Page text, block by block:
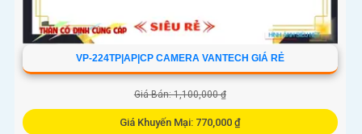
VP-224TP|AP|CP CAMERA VANTECH GIÁ RẺ
Giá Bán: 1,100,000 ₫
Giá Khuyến Mại: 770,000 ₫